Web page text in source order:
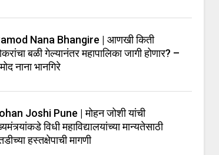
Nana Bhangire | आणखी किती
बळी गेल्यानंतर महापालिका जागी होणार? –
नाना भानगिरे
Joshi Pune | मोहन जोशी यांची
विधी महाविद्यालयांच्या मान्यतेसाठी
हस्तक्षेपाची मागणी